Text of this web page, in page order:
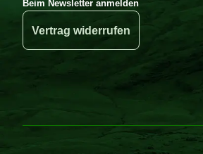
Beim Newsletter anmelden
Vertrag widerrufen